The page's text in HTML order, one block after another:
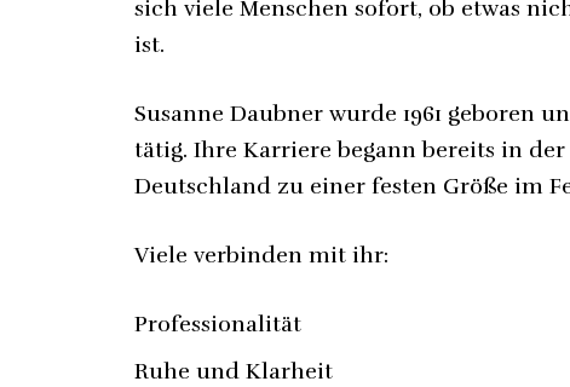
sich viele Menschen sofort, ob etwas
ist.
Susanne Daubner wurde 1961 geboren
tätig. Ihre Karriere begann bereits in
Deutschland zu einer festen Größe im
Viele verbinden mit ihr:
Professionalität
Ruhe und Klarheit